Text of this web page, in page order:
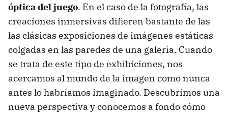
óptica del juego. En el caso de la fotografía, las
creaciones inmersivas difieren bastante de las
las clásicas exposiciones de imágenes estáticas
colgadas en las paredes de una galería. Cuando
se trata de este tipo de exhibiciones, nos
acercamos al mundo de la imagen como nunca
antes lo habríamos imaginado. Descubrimos una
nueva perspectiva y conocemos a fondo cómo